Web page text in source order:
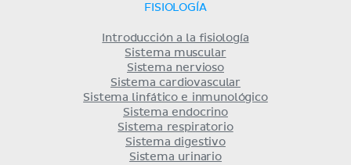
FISIOLOGÍA
Introducción a la fisiología
Sistema muscular
Sistema nervioso
Sistema cardiovascular
Sistema linfático e inmunológico
Sistema endocrino
Sistema respiratorio
Sistema digestivo
Sistema urinario